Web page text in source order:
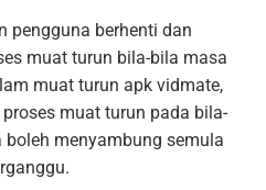
pengguna berhenti dan
muat turun bila-bila masa
muat turun apk vidmate,
muat turun pada bila-
menyambung semula